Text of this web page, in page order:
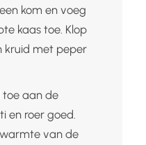
kom en voeg
kaas toe. Klop
kruid met peper
toe aan de
en roer goed.
van de